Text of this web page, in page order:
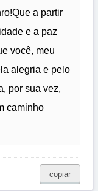
a partir
e a paz
você, meu
alegria e pelo
por sua vez,
caminho
copiar